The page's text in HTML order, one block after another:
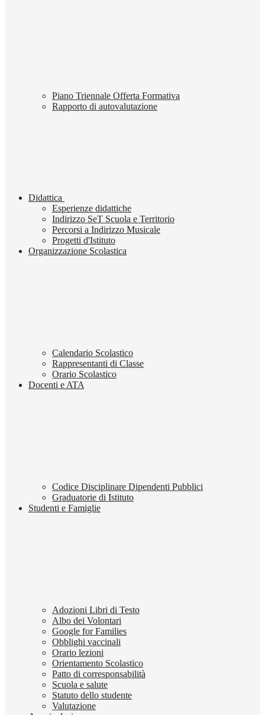
Piano Triennale Offerta Formativa
Rapporto di autovalutazione
Didattica
Esperienze didattiche
Indirizzo SeT Scuola e Territorio
Percorsi a Indirizzo Musicale
Progetti d'Istituto
Organizzazione Scolastica
Calendario Scolastico
Rappresentanti di Classe
Orario Scolastico
Docenti e ATA
Codice Disciplinare Dipendenti Pubblici
Graduatorie di Istituto
Studenti e Famiglie
Adozioni Libri di Testo
Albo dei Volontari
Google for Families
Obblighi vaccinali
Orario lezioni
Orientamento Scolastico
Patto di corresponsabilità
Scuola e salute
Statuto dello studente
Valutazione